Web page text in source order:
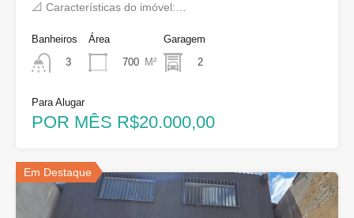
📐 Características do imóvel:…
Banheiros
3
Área
700 M²
Garagem
2
Para Alugar
POR MÊS R$20.000,00
Em Destaque